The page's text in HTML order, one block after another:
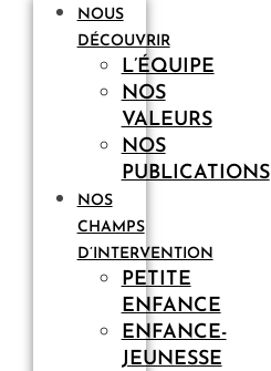
NOUS
DÉCOUVRIR
L’ÉQUIPE
NOS
VALEURS
NOS
PUBLICATIONS
NOS
CHAMPS
D’INTERVENTION
PETITE
ENFANCE
ENFANCE-
JEUNESSE